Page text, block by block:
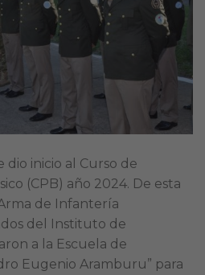
dio inicio al Curso de
(CPB) año 2024. De esta
de Infantería
del Instituto de
a la Escuela de
Eugenio Aramburu” para